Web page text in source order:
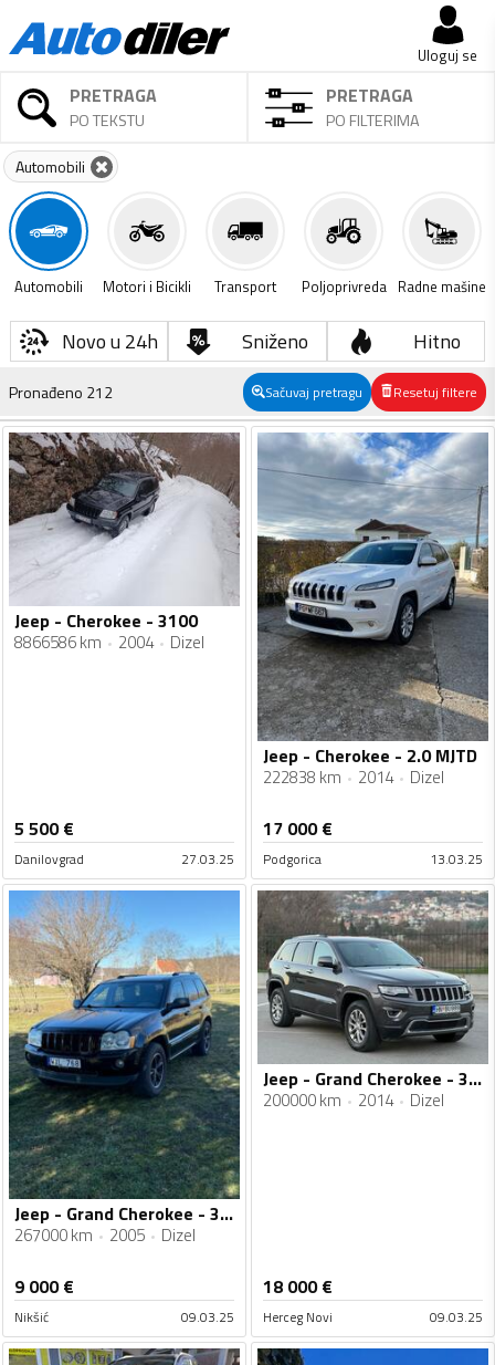
Uloguj se
PRETRAGA
PO TEKSTU
PRETRAGA
PO FILTERIMA
Automobili
Automobili Motori i Bicikli Transport Poljoprivreda Radne mašine
Novo u 24h Sniženo Hitno
Pronađeno 212 Sačuvaj pretragu Resetuj filtere
Jeep - Cherokee - 3100
8866586 km 2004 Dizel
5 500€
Danilovgrad 27.03.25
Jeep - Cherokee - 2.0 MJTD
222838 km 2014 Dizel
17 000€
Podgorica 13.03.25
Jeep - Grand Cherokee - 3.0 CRD
267000 km 2005 Dizel
9 000€
Nikšić 09.03.25
Jeep - Grand Cherokee - 3.0 CRD
200000 km 2014 Dizel
18 000€
Herceg Novi 09.03.25